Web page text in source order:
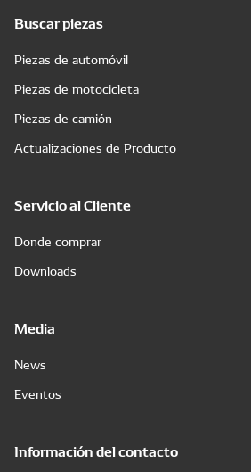
Buscar piezas
Piezas de automóvil
Piezas de motocicleta
Piezas de camión
Actualizaciones de Producto
Servicio al Cliente
Donde comprar
Downloads
Media
News
Eventos
Información del contacto